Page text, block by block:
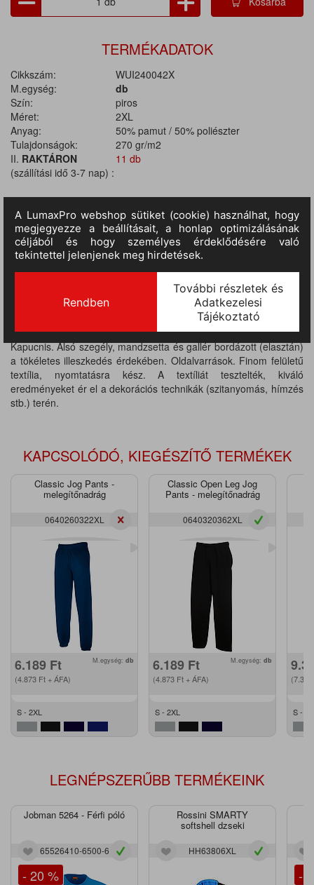
TERMÉKADATOK
Cikkszám:
WUI240042X
M.egység:
db
Szín:
piros
Méret:
2XL
Anyag:
50% pamut / 50% poliészter
Tulajdonságok:
270 gr/m2
II. RAKTÁRON
(szállítási idő 3-7 nap) :
11 db
TERMÉKINFORMÁCIÓ
MÉRETTÁBLÁZAT
Anyaga: 50% pamut / 50% poliészter, súlya: 270 g / m2.
Kapucnis. Alsó szegély, mandzsetta és gallér bordázott (elasztán)
a tökéletes illeszkedés érdekében. Oldalvarrások. Finom felületű
textília, nyomtatásra kész. A textíliát tesztelték, kiváló
eredményeket ér el a dekorációs technikák (szitanyomás, hímzés
stb.) terén.
KAPCSOLÓDÓ, KIEGÉSZÍTŐ TERMÉKEK
Classic Jog Pants -
melegítőnadrág
0640260322XL
6.189 Ft
(4.873 Ft + ÁFA)
M.egység: db
S - 2XL
Classic Open Leg Jog
Pants - melegítőnadrág
0640320362XL
6.189 Ft
(4.873 Ft + ÁFA)
M.egység: db
S - 2XL
(7.364
S -
LEGNÉPSZERŰBB TERMÉKEINK
Jobman 5264 - Férfi póló
65526410-6500-6
- 20 %
Rossini SMARTY
softshell dzseki
HH63806XL
-